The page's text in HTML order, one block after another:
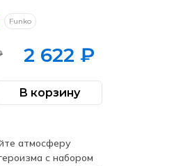
Funko
2 622 ₽
В корзину
атмосферу
с набором